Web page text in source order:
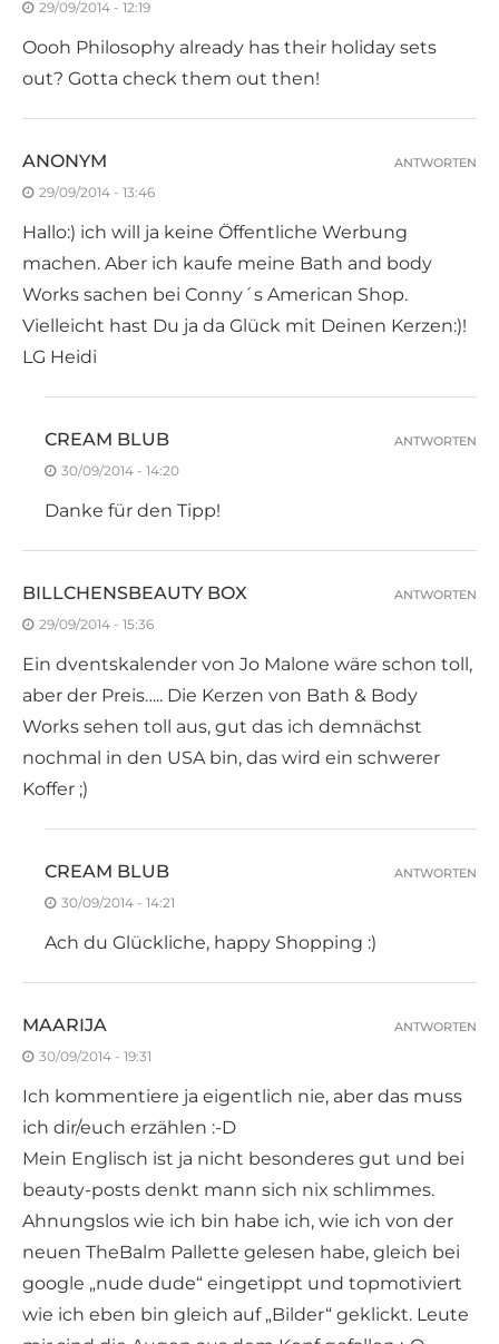
29/09/2014 - 12:19
Oooh Philosophy already has their holiday sets
out? Gotta check them out then!
ANONYM
29/09/2014 - 13:46
Hallo:) ich will ja keine Öffentliche Werbung
machen. Aber ich kaufe meine Bath and body
Works sachen bei Conny´s American Shop.
Vielleicht hast Du ja da Glück mit Deinen Kerzen:)!
LG Heidi
ANTWORTEN
CREAM BLUB
30/09/2014 - 14:20
Danke für den Tipp!
ANTWORTEN
BILLCHENSBEAUTY BOX
29/09/2014 - 15:36
Ein dventskalender von Jo Malone wäre schon toll,
aber der Preis….. Die Kerzen von Bath & Body
Works sehen toll aus, gut das ich demnächst
nochmal in den USA bin, das wird ein schwerer
Koffer ;)
ANTWORTEN
CREAM BLUB
30/09/2014 - 14:21
Ach du Glückliche, happy Shopping :)
ANTWORTEN
MAARIJA
30/09/2014 - 19:31
Ich kommentiere ja eigentlich nie, aber das muss
ich dir/euch erzählen :-D
Mein Englisch ist ja nicht besonderes gut und bei
beauty-posts denkt mann sich nix schlimmes.
Ahnungslos wie ich bin habe ich, wie ich von der
neuen TheBalm Pallette gelesen habe, gleich bei
google „nude dude“ eingetippt und topmotiviert
wie ich eben bin gleich auf „Bilder“ geklickt. Leute
ANTWORTEN